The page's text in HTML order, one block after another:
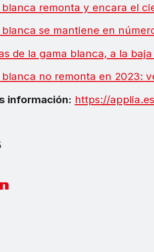
remonta y encara el
se mantiene en
de la gama blanca, a la
no remonta en 2023:
información: https://